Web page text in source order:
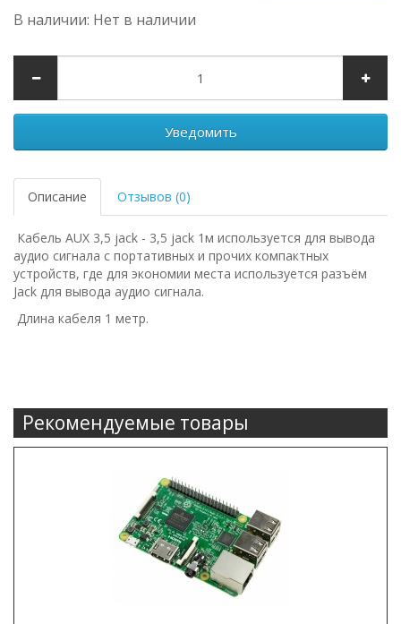
В наличии: Нет в наличии
Уведомить
Описание Отзывов (0)
Кабель AUX 3,5 jack - 3,5 jack 1м используется для вывода
аудио сигнала с портативных и прочих компактных
устройств, где для экономии места используется разъём
Jack для вывода аудио сигнала.
Длина кабеля 1 метр.
Рекомендуемые товары